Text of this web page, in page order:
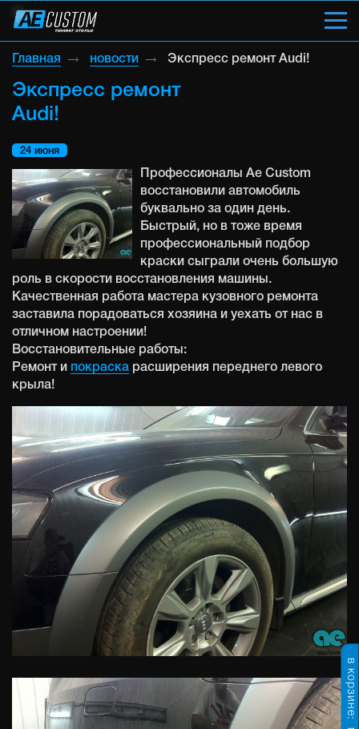
в корзине:
Главная новости Экспресс ремонт Audi!
Экспресс ремонт
Audi!
24 июня
Профессионалы Ae Custom
восстановили автомобиль
буквально за один день.
Быстрый, но в тоже время
профессиональный подбор
краски сыграли очень большую
роль в скорости восстановления машины.
Качественная работа мастера кузовного ремонта
заставила порадоваться хозяина и уехать от нас в
отличном настроении!
Восстановительные работы:
Ремонт и покраска расширения переднего левого
крыла!